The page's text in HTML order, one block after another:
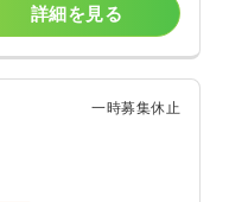
詳細を見る
一時募集休止